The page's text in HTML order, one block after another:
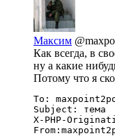
Максим
Как всегда, в
ну а какие
Потому что я
To:
Subject: тема
X-PHP-